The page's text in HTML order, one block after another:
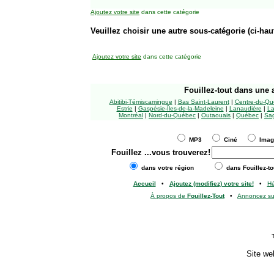
Ajoutez votre site dans cette catégorie
Veuillez choisir une autre sous-catégorie (ci-
Ajoutez votre site dans cette catégorie
Fouillez-tout dans une
Abitibi-Témiscamingue | Bas Saint-Laurent| Centre-du-
Estrie | Gaspésie-Îles-de-la-Madeleine | Lanaudière |
Montréal | Nord-du-Québec | Outaouais | Québec |
MP3 Ciné
Fouillez ...vous trouverez!
dans votre région dans Fouillez-
Accueil • Ajoutez (modifiez) votre site!•
À propos de Fouillez-Tout• Annoncez
Site